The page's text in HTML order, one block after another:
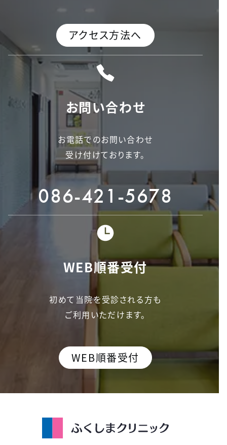
アクセス方法へ
お問い合わせ
お電話でのお問い合わせ
受け付けております。
086-421-5678
WEB順番受付
初めて当院を受診される方も
ご利用いただけます。
WEB順番受付